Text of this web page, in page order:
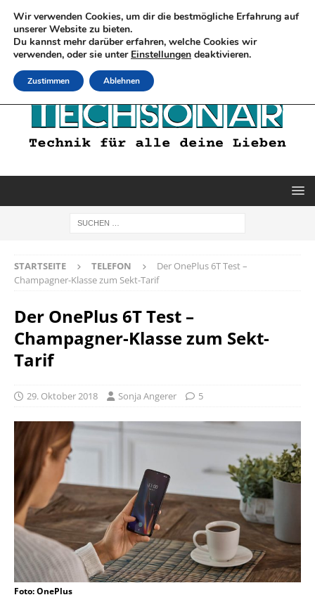
STARTSEITE TELEFON
Der OnePlus 6T Test –
Champagner-Klasse zum Sekt-Tarif
Der OnePlus 6T Test –
Champagner-Klasse zum Sekt-
Tarif
29. Oktober 2018 Sonja Angerer 5
Foto: OnePlus
Wir verwenden Cookies, um dir die bestmögliche Erfahrung auf
unserer Website zu bieten.
Du kannst mehr darüber erfahren, welche Cookies wir
verwenden, oder sie unter Einstellungen deaktivieren.
Zustimmen Ablehnen